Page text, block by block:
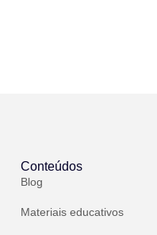
Conteúdos
Blog
Materiais educativos